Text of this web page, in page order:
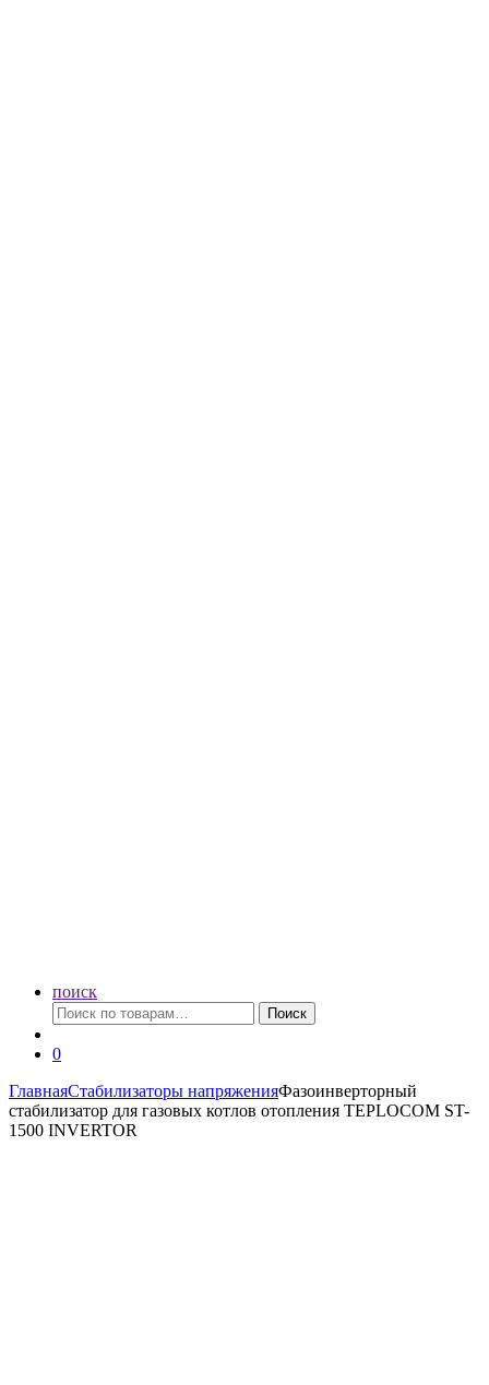
поиск
Искать:
Поиск
0
ГлавнаяСтабилизаторы напряженияФазоинверторный
стабилизатор для газовых котлов отопления TEPLOCOM ST-
1500 INVERTOR